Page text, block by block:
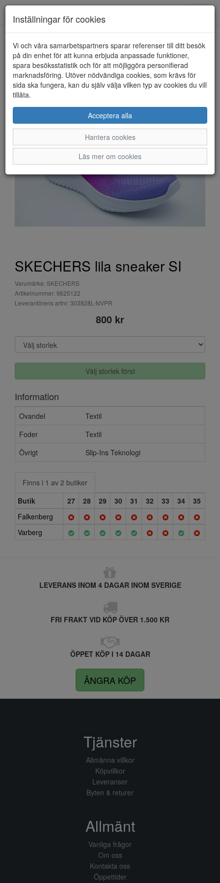
HEM SKECHERS
SKECHERS lila sneaker SI
Varumärke: SKECHERS
Artikelnummer: 9625122
Leverantörens artnr: 303828L-NVPR
800 kr
Välj storlek först
Information
Ovandel
Textil
Foder
Textil
Övrigt
Slip-Ins Teknologi
Finns i 1 av 2 butiker
Butik
27 28 29 30 31 32 33 34
35
Falkenberg
Varberg
LEVERANS INOM 4 DAGAR INOM SVERIGE
FRI FRAKT VID KÖP ÖVER 1.500 KR
ÖPPET KÖP I 14 DAGAR
ÅNGRA KÖP
Inställningar för cookies
Vi och våra samarbetspartners sparar referenser till ditt besök
på din enhet för att kunna erbjuda anpassade funktioner,
spara besöksstatistik och för att möjliggöra personifierad
marknadsföring. Utöver nödvändiga cookies, som krävs för
sida ska fungera, kan du själv välja vilken typ av cookies du vill
tillåta.
Acceptera alla
Hantera cookies
Läs mer om cookies
Tjänster
Allmänna villkor
Köpvillkor
Leveranser
Byten & returer
Allmänt
Vanliga frågor
Om oss
Kontakta oss
Öppettider